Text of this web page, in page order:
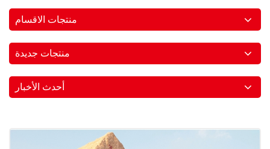
منتجات الاقسام
منتجات جديدة
أحدث الأخبار